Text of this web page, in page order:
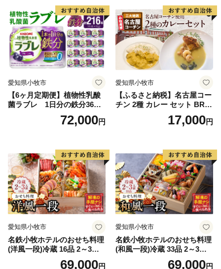
愛知県小牧市
【6ヶ月定期便】植物性乳酸
菌ラブレ 1日分の鉄分36本
（計216本） [052S11-T]
72,000円
愛知県小牧市
【ふるさと納税】名古屋コー
チン 2種 カレー セット BRIC
K CAFE ブリックカフェ グ
リーンカレー バターチキン
イル カレーライス 簡単調理
お取り寄せグルメ 時短飯 愛
知県 小牧市 送料無料
17,000円
愛知県小牧市
名鉄小牧ホテルのおせち料理
(洋風一段)冷蔵 16品 2～3人
前 2027年【数量限定 お申込
69,000円
愛知県小牧市
名鉄小牧ホテルのおせち料理
(和風一段)冷蔵 33品 2～3人
前 2027年【数量限定 お申込
69,000円